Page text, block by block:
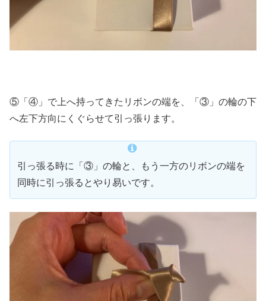
⑤「④」で上へ持ってきたリボンの端を、「③」の輪の下
へ左下方向にくぐらせて引っ張ります。
引っ張る時に「③」の輪と、もう一方のリボンの端を
同時に引っ張るとやり易いです。